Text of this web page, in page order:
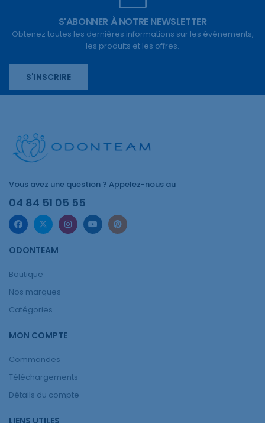
S'ABONNER À NOTRE NEWSLETTER
Obtenez toutes les dernières informations sur les événements,
les produits et les offres.
S'INSCRIRE
Vous avez une question ? Appelez-nous au
04 84 51 05 55
ODONTEAM
Boutique
Nos marques
Catégories
MON COMPTE
Commandes
Téléchargements
Détails du compte
LIENS UTILES